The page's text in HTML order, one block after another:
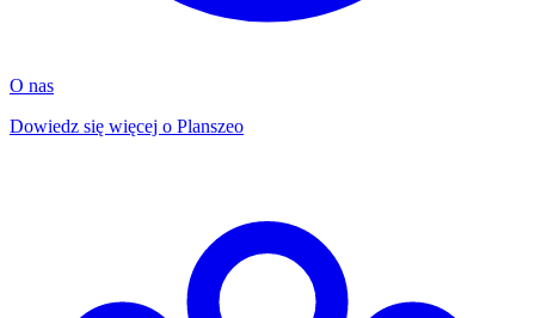
O nas
Dowiedz się więcej o Planszeo